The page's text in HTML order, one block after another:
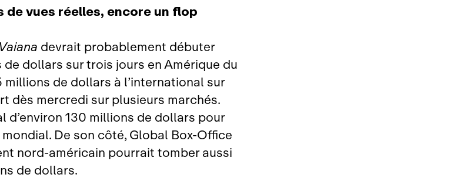
de vues réelles, encore un flop
Vaiana devrait probablement débuter
dollars sur trois jours en Amérique du
de dollars à l’international sur
dès mercredi sur plusieurs marchés.
d’environ 130 millions de dollars pour
De son côté, Global Box‑Office
nord‑américain pourrait tomber aussi
de dollars.